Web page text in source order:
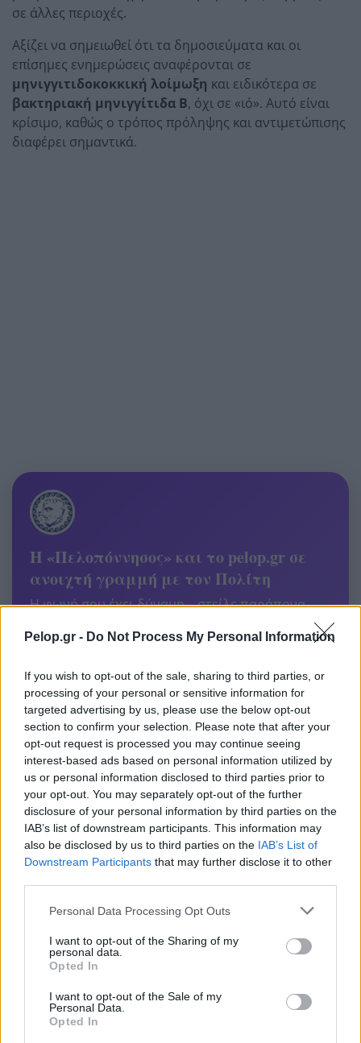
Pelop.gr - Do Not Process My Personal Information
If you wish to opt-out of the sale, sharing to third parties, or
processing of your personal or sensitive information for
targeted advertising by us, please use the below opt-out
section to confirm your selection. Please note that after your
opt-out request is processed you may continue seeing
interest-based ads based on personal information utilized by
us or personal information disclosed to third parties prior to
your opt-out. You may separately opt-out of the further
disclosure of your personal information by third parties on the
IAB’s list of downstream participants. This information may
also be disclosed by us to third parties on the IAB’s List of
Downstream Participants that may further disclose it to other
Please note that this website/app uses one or more Google
not limited to your visit or usage behaviour. You may click to
grant or deny consent to Google and its third-party tags to
use your data for below specified purposes in below Google
consent section.
Personal Data Processing Opt Outs
I want to opt-out of the Sharing of my
personal data.
Opted In
I want to opt-out of the Sale of my
Personal Data.
Opted In
σε άλλες περιοχές.
Αξίζει να σημειωθεί ότι τα δημοσιεύματα και οι
επίσημες ενημερώσεις αναφέρονται σε
μηνιγγιτιδοκοκκική λοίμωξη και ειδικότερα σε
βακτηριακή μηνιγγίτιδα Β, όχι σε «ιό». Αυτό είναι
κρίσιμο, καθώς ο τρόπος πρόληψης και αντιμετώπισης
διαφέρει σημαντικά.
Η «Πελοπόννησος» και το pelop.gr σε
ανοιχτή γραμμή με τον Πολίτη
Η φωνή σου έχει δύναμη – στείλε παράπονα,
Στείλε μήνυμα στο Viber
Ακολουθήστε μας για όλες τις ειδήσειςστο Bing News
και το Google News